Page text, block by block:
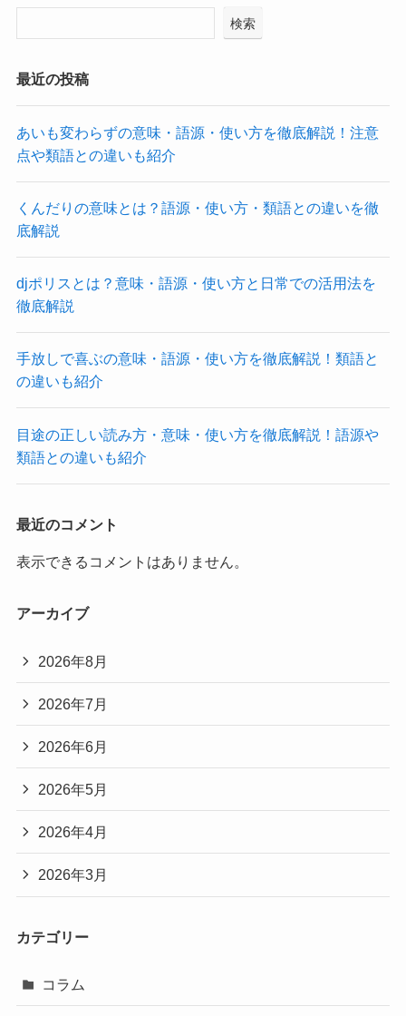
検索
最近の投稿
あいも変わらずの意味・語源・使い方を徹底解説！注意
点や類語との違いも紹介
くんだりの意味とは？語源・使い方・類語との違いを徹
底解説
djポリスとは？意味・語源・使い方と日常での活用法を
徹底解説
手放しで喜ぶの意味・語源・使い方を徹底解説！類語と
の違いも紹介
目途の正しい読み方・意味・使い方を徹底解説！語源や
類語との違いも紹介
最近のコメント
表示できるコメントはありません。
アーカイブ
2026年8月
2026年7月
2026年6月
2026年5月
2026年4月
2026年3月
カテゴリー
コラム